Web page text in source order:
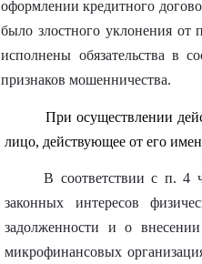
оформлении кредитного
было злостного уклонения от
исполнены обязательства в
признаков мошенничества.
При осуществлении
лицо, действующее от его
В соответствии с п. 4
законных интересов
задолженности и о
микрофинансовых